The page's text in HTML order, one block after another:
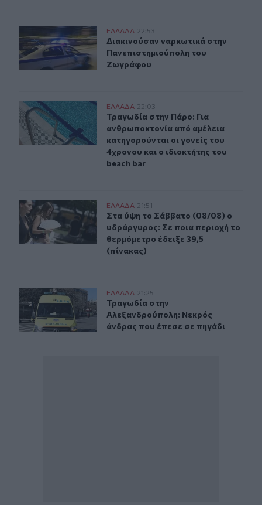
Διακινούσαν ναρκωτικά στην Πανεπιστημιούπολη
ΕΛΛAΔΑ 22:53
Διακινούσαν ναρκωτικά στην
Διακινούσαν ναρκωτικά στην
Πανεπιστημιούπολη του
Ζωγράφου
Τραγωδία στην Πάρο: Για ανθρωποκτονία από αμέλεια
ΕΛΛAΔΑ 22:03
Τραγωδία στην Πάρο: Για
Τραγωδία στην Πάρο: Για
ανθρωποκτονία από αμέλεια
κατηγορούνται οι γονείς του
4χρονου και ο ιδιοκτήτης του
beach bar
Στα ύψη το Σάββατο (08/08) ο υδράργυρος: Σε ποια
ΕΛΛAΔΑ 21:51
Στα ύψη το Σάββατο (08/08) ο
Στα ύψη το Σάββατο (08/08) ο
υδράργυρος: Σε ποια περιοχή το
θερμόμετρο έδειξε 39,5
(πίνακας)
Τραγωδία στην Αλεξανδρούπολη: Νεκρός άνδρας που
ΕΛΛAΔΑ 21:25
Τραγωδία στην Αλεξανδρούπολη:
Τραγωδία στην
Αλεξανδρούπολη: Νεκρός
άνδρας που έπεσε σε πηγάδι